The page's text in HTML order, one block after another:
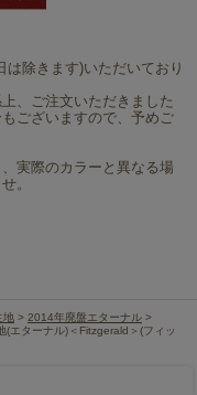
は除きます)いただいており
、ご注文いただきました
ございますので、予めご
実際のカラーと異なる場
。
地 > 2014年廃盤エターナル >
エターナル)＜Fitzgerald＞(フィッ